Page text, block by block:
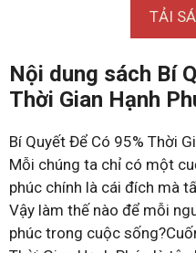
TẢI
Nội dung sách Bí
Thời Gian Hạnh
Bí Quyết Để Có 95% Thời
Mỗi chúng ta chỉ có một
phúc chính là cái đích mà
Vậy làm thế nào để mỗi
phúc trong cuộc